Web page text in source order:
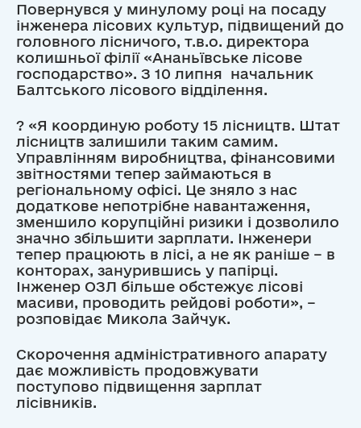
Повернувся у минулому році на посаду
інженера лісових культур, підвищений до
головного лісничого, т.в.о. директора
колишньої філії «Ананьївське лісове
господарство». З 10 липня начальник
Балтського лісового відділення.
? «Я координую роботу 15 лісництв. Штат
лісництв залишили таким самим.
Управлінням виробництва, фінансовими
звітностями тепер займаються в
регіональному офісі. Це зняло з нас
додаткове непотрібне навантаження,
зменшило корупційні ризики і дозволило
значно збільшити зарплати. Інженери
тепер працюють в лісі, а не як раніше – в
конторах, занурившись у папірці.
Інженер ОЗЛ більше обстежує лісові
масиви, проводить рейдові роботи», –
розповідає Микола Зайчук.
Скорочення адміністративного апарату
дає можливість продовжувати
поступово підвищення зарплат
лісівників.